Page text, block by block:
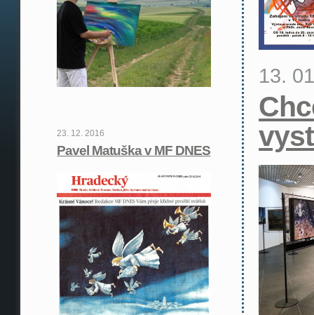
23. 12. 2016
Pavel Matuška v MF DNES
13.